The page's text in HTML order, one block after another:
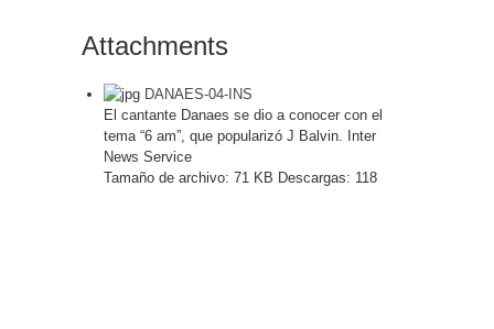
Attachments
DANAES-04-INS
El cantante Danaes se dio a conocer con el
tema “6 am”, que popularizó J Balvin. Inter
News Service
Tamaño de archivo: 71 KB Descargas: 118